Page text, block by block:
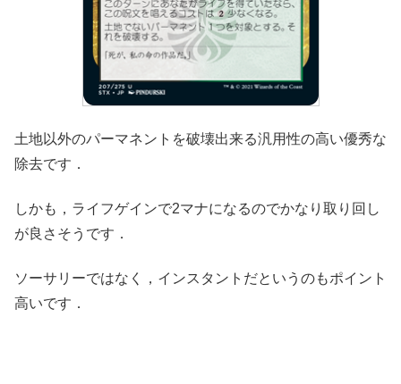
土地以外のパーマネントを破壊出来る汎用性の高い優秀な
除去です．
しかも，ライフゲインで2マナになるのでかなり取り回し
が良さそうです．
ソーサリーではなく，インスタントだというのもポイント
高いです．